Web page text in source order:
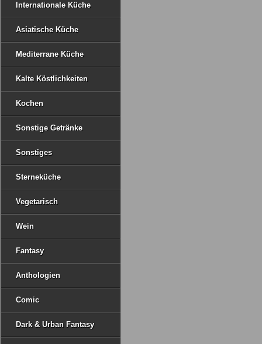
Internationale Küche
Asiatische Küche
Mediterrane Küche
Kalte Köstlichkeiten
Kochen
Sonstige Getränke
Sonstiges
Sterneküche
Vegetarisch
Wein
Fantasy
Anthologien
Comic
Dark & Urban Fantasy